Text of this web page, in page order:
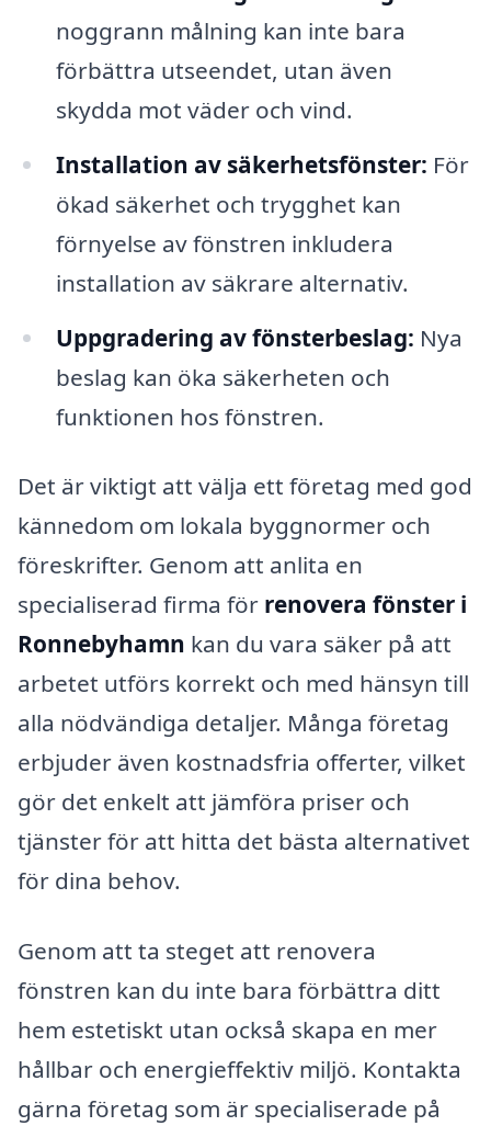
noggrann målning kan inte bara
förbättra utseendet, utan även
skydda mot väder och vind.
Installation av säkerhetsfönster: För
ökad säkerhet och trygghet kan
förnyelse av fönstren inkludera
installation av säkrare alternativ.
Uppgradering av fönsterbeslag: Nya
beslag kan öka säkerheten och
funktionen hos fönstren.
Det är viktigt att välja ett företag med god
kännedom om lokala byggnormer och
föreskrifter. Genom att anlita en
specialiserad firma för renovera fönster i
Ronnebyhamn kan du vara säker på att
arbetet utförs korrekt och med hänsyn till
alla nödvändiga detaljer. Många företag
erbjuder även kostnadsfria offerter, vilket
gör det enkelt att jämföra priser och
tjänster för att hitta det bästa alternativet
för dina behov.
Genom att ta steget att renovera
fönstren kan du inte bara förbättra ditt
hem estetiskt utan också skapa en mer
hållbar och energieffektiv miljö. Kontakta
gärna företag som är specialiserade på